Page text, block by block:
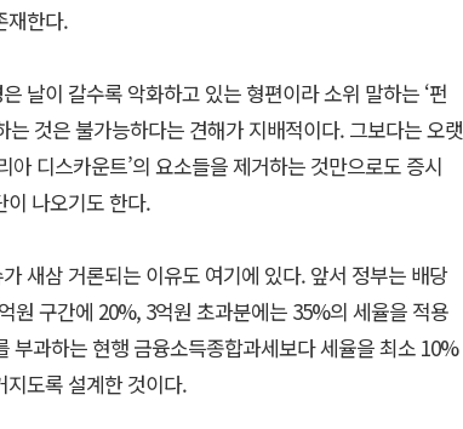
재한다.
날이 갈수록 악화하고 있는 형편이라 소위 말하는 ‘펀
는 것은 불가능하다는 견해가 지배적이다. 그보다는 오랫
아 디스카운트’의 요소들을 제거하는 것만으로도 증시
나오기도 한다.
새삼 거론되는 이유도 여기에 있다. 앞서 정부는 배당
원 구간에 20%, 3억원 초과분에는 35%의 세율을 적용
부과하는 현행 금융소득종합과세보다 세율을 최소 10%
도록 설계한 것이다.